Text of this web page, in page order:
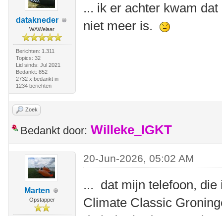
datakneder
WAWelaar
Berichten: 1.311
Topics: 32
Lid sinds: Jul 2021
Bedankt: 852
2732 x bedankt in
1234 berichten
... ik er achter kwam
niet meer is.
Zoek
Bedankt door: Willeke_IGKT
Marten
Opstapper
20-Jun-2026, 05:02 AM
... dat mijn telefoon, die
Climate Classic